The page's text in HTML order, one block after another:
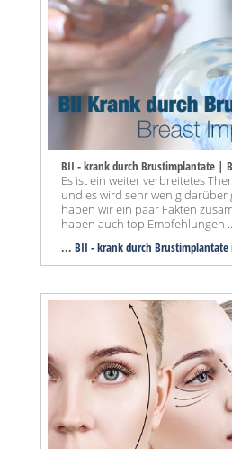
BII - krank durch Brustimplantate |
Es ist ein weiter verbreitetes
und es wird sehr wenig darüber
haben wir ein paar Fakten
haben auch top Empfehlungen
... BII - krank durch Brustimplantate